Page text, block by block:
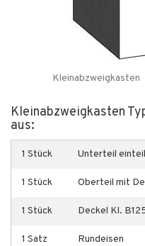
Kleinabzweigkasten
Kleinabzweigkasten
aus:
1 Stück Unterteil
1 Stück Oberteil mit
1 Stück Deckel Kl.
1 Satz Rundeisen